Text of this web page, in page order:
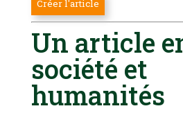
Un article
société et
humanités